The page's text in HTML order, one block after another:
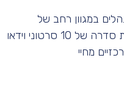
במגוון רחב של
ארגונים יצרנו עבור מנהלים ומנהלות סדרה של 10 סרטוני וידאו
מחיי